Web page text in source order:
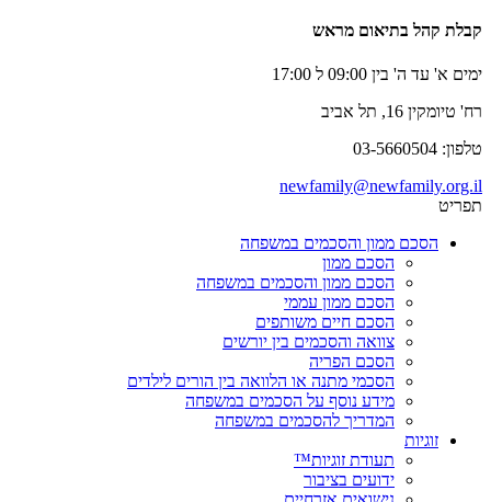
קבלת קהל בתיאום מראש
ימים א' עד ה' בין 09:00 ל 17:00
רח' טיומקין 16, תל אביב
טלפון: 03-5660504
newfamily@newfamily.org.il
תפריט
הסכם ממון והסכמים במשפחה
הסכם ממון
הסכם ממון והסכמים במשפחה
הסכם ממון עממי
הסכם חיים משותפים
צוואה והסכמים בין יורשים
הסכם הפריה
הסכמי מתנה או הלוואה בין הורים לילדים
מידע נוסף על הסכמים במשפחה
המדריך להסכמים במשפחה
זוגיות
תעודת זוגיות™
ידועים בציבור